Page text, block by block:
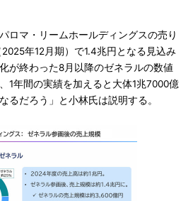
ロマ・リームホールディングスの売り
年12月期）で1.4兆円となる見込み
が終わった8月以降のゼネラルの数値
1年間の実績を加えると大体1兆7000億
るだろう」と小林氏は説明する。